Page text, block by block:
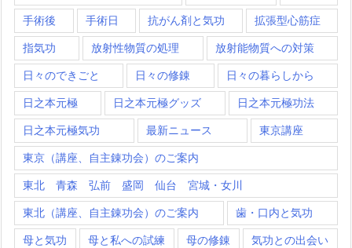
手術後 手術日 抗がん剤と気功 拡張型心筋症
指気功 放射性物質の処理 放射能物質への対策
日々のできごと 日々の修錬 日々の暮らしから
日之本元極 日之本元極グッズ 日之本元極功法
日之本元極気功 最新ニュース 東京講座
東京（講座、自主錬功会）のご案内
東北 青森 弘前 盛岡 仙台 宮城・女川
東北（講座、自主錬功会）のご案内 歯・口内と気功
母と気功 母と私への試練 母の修錬 気功との出会い